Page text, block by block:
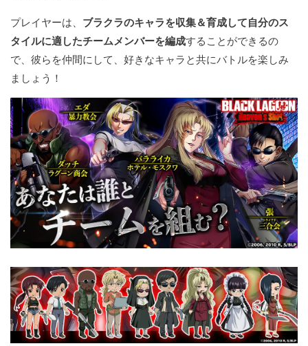
プレイヤーは、 ブラクラのキャラを収集＆育成して自分のス
タイルに適したチームメンバーを編成することができるの
で、彼らを仲間にして、好きなキャラと共にバトルを楽しみ
ましょう！